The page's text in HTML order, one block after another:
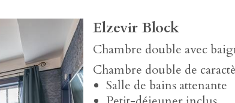
Elzevir Block
Chambre double avec
Chambre double de
Salle de bains attenante